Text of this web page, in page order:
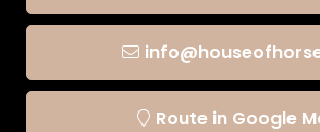
Route in Google